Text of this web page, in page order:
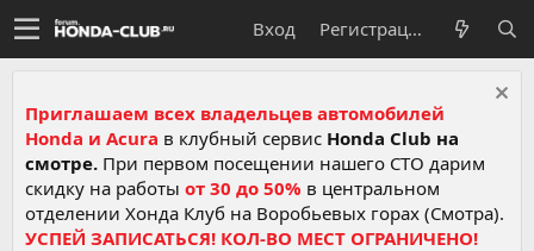
Вход Регистрация
Приглашаем всех владельцев автомобилей
Honda и Acura в клубный сервис Honda Club на
смотре. При первом посещении нашего СТО дарим
скидку на работы от 30 до 50% в центральном
отделении Хонда Клуб на Воробьевых горах (Смотра).
УСПЕЙ ЗАПИСАТЬСЯ! КОЛ-ВО МЕСТ ОГРАНИЧЕНО!